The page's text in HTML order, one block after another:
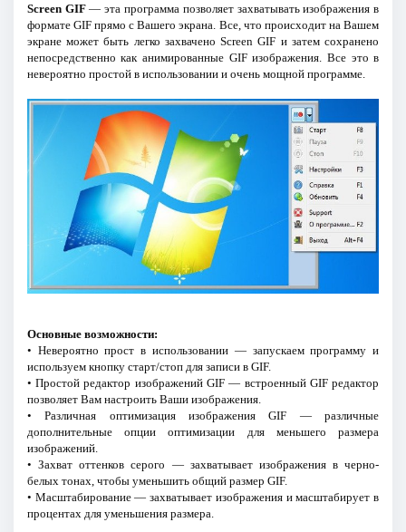
Screen GIF— эта программа позволяет захватывать изображения в
формате GIF прямо с Вашего экрана. Все, что происходит на Вашем
экране может быть легко захвачено Screen GIF и затем сохранено
непосредственно как анимированные GIF изображения. Все это в
невероятно простой в использовании и очень мощной программе.
Основные возможности:
• Невероятно прост в использовании — запускаем программу и
используем кнопку старт/стоп для записи в GIF.
• Простой редактор изображений GIF — встроенный GIF редактор
позволяет Вам настроить Ваши изображения.
• Различная оптимизация изображения GIF — различные
дополнительные опции оптимизации для меньшего размера
изображений.
• Захват оттенков серого — захватывает изображения в черно-
белых тонах, чтобы уменьшить общий размер GIF.
• Масштабирование — захватывает изображения и масштабирует в
процентах для уменьшения размера.